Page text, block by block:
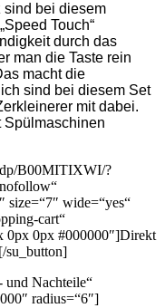
sind bei diesem
Touch“
durch das
man die Taste rein
macht die
sind bei diesem Set
mit dabei.
Spülmaschinen
dp/B00MITIXWI/?
size=“7″ wide=“yes“
cart“
0px 0px #000000″]Direkt
su_button]
und Nachteile“
radius=“6″]